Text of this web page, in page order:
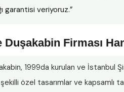
garantisi veriyoruz.”
Duşakabin Firması
, 1999da kurulan ve İstanbul
özel tasarımlar ve kapsamlı